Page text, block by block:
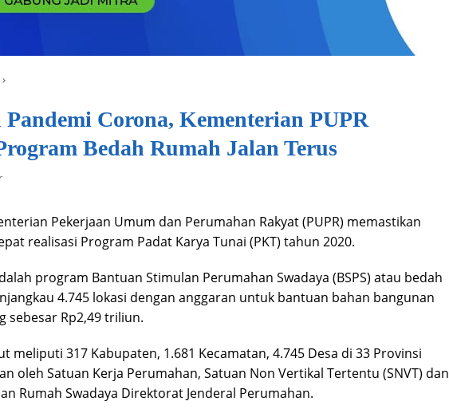
Pandemi Corona, Kementerian PUPR
Bedah Rumah Jalan Terus
Pekerjaan Umum dan Perumahan Rakyat (PUPR) memastikan
realisasi Program Padat Karya Tunai (PKT) tahun 2020.
program Bantuan Stimulan Perumahan Swadaya (BSPS) atau bedah
4.745 lokasi dengan anggaran untuk bantuan bahan bangunan
sebesar Rp2,49 triliun.
meliputi 317 Kabupaten, 1.681 Kecamatan, 4.745 Desa di 33 Provinsi
oleh Satuan Kerja Perumahan, Satuan Non Vertikal Tertentu (SNVT) dan
Rumah Swadaya Direktorat Jenderal Perumahan.